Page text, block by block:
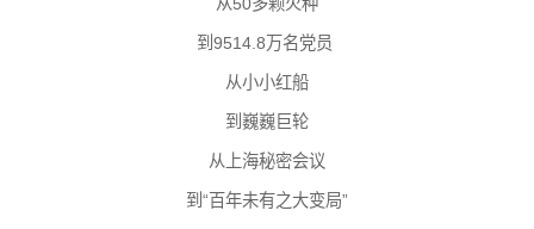
到9514.8万名党员
从小小红船
到巍巍巨轮
从上海秘密会议
到“百年未有之大变局”